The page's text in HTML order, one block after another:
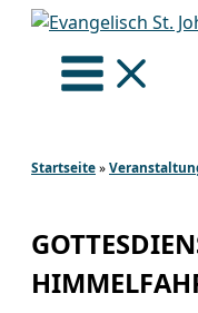
Zum
springen
Startseite»